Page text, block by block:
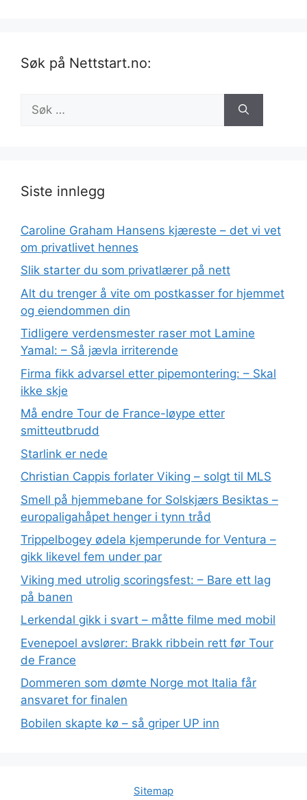
Søk på Nettstart.no:
etter:
Siste innlegg
Caroline Graham Hansens kjæreste – det vi vet
om privatlivet hennes
Slik starter du som privatlærer på nett
Alt du trenger å vite om postkasser for hjemmet
og eiendommen din
Tidligere verdensmester raser mot Lamine
Yamal: – Så jævla irriterende
Firma fikk advarsel etter pipemontering: – Skal
ikke skje
Må endre Tour de France-løype etter
smitteutbrudd
Starlink er nede
Christian Cappis forlater Viking – solgt til MLS
Smell på hjemmebane for Solskjærs Besiktas –
europaligahåpet henger i tynn tråd
Trippelbogey ødela kjemperunde for Ventura –
gikk likevel fem under par
Viking med utrolig scoringsfest: – Bare ett lag
på banen
Lerkendal gikk i svart – måtte filme med mobil
Evenepoel avslører: Brakk ribbein rett før Tour
de France
Dommeren som dømte Norge mot Italia får
ansvaret for finalen
Bobilen skapte kø – så griper UP inn
Sitemap